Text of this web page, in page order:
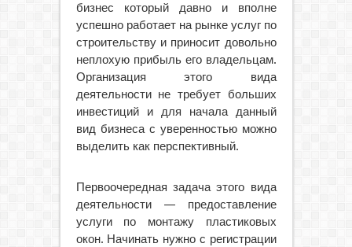
бизнес который давно и вполне
успешно работает на рынке услуг по
строительству и приносит довольно
неплохую прибыль его владельцам.
Организация этого вида
деятельности не требует больших
инвестиций и для начала данный
вид бизнеса с уверенностью можно
выделить как перспективный.
Первоочередная задача этого вида
деятельности — предоставление
услуги по монтажу пластиковых
окон. Начинать нужно с регистрации